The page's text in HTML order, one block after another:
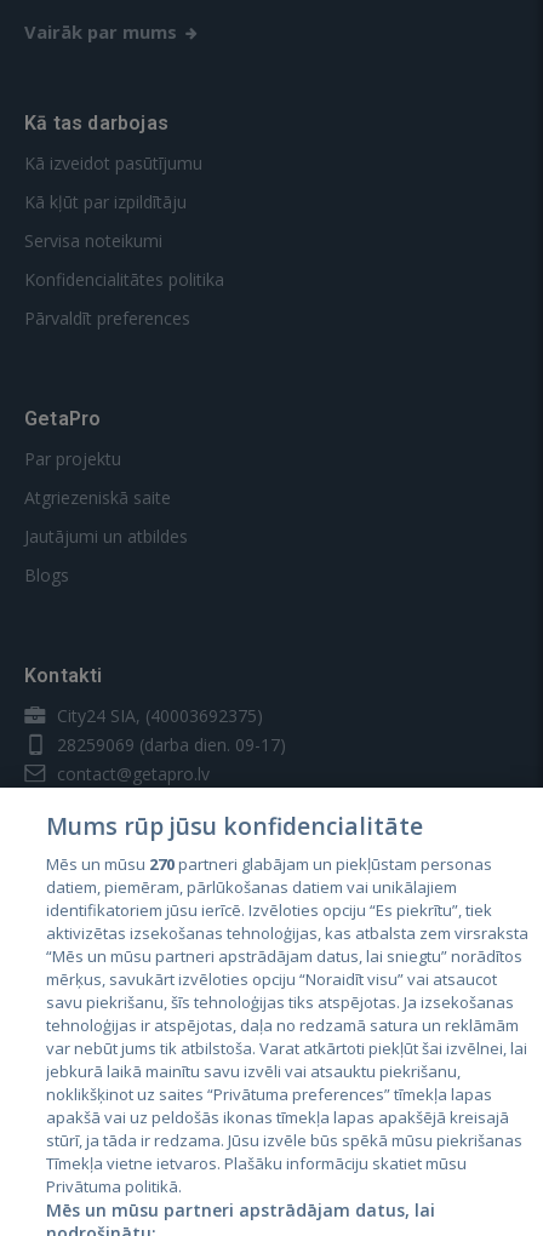
Vairāk par mums
Kā tas darbojas
Kā izveidot pasūtījumu
Kā kļūt par izpildītāju
Servisa noteikumi
Konfidencialitātes politika
Pārvaldīt preferences
GetaPro
Par projektu
Atgriezeniskā saite
Jautājumi un atbildes
Blogs
Kontakti
City24 SIA, (40003692375)
28259069 (darba dien. 09-17)
contact@getapro.lv
Valstis
Igaunija
Latvija
Lietuva
Mums rūp jūsu konfidencialitāte
Mēs un mūsu 270partneri glabājam un piekļūstam personas
datiem, piemēram, pārlūkošanas datiem vai unikālajiem
identifikatoriem jūsu ierīcē. Izvēloties opciju “Es piekrītu”, tiek
aktivizētas izsekošanas tehnoloģijas, kas atbalsta zem virsraksta
“Mēs un mūsu partneri apstrādājam datus, lai sniegtu” norādītos
mērķus, savukārt izvēloties opciju “Noraidīt visu” vai atsaucot
savu piekrišanu, šīs tehnoloģijas tiks atspējotas. Ja izsekošanas
tehnoloģijas ir atspējotas, daļa no redzamā satura un reklāmām
var nebūt jums tik atbilstoša. Varat atkārtoti piekļūt šai izvēlnei, lai
jebkurā laikā mainītu savu izvēli vai atsauktu piekrišanu,
noklikšķinot uz saites “Privātuma preferences” tīmekļa lapas
apakšā vai uz peldošās ikonas tīmekļa lapas apakšējā kreisajā
stūrī, ja tāda ir redzama. Jūsu izvēle būs spēkā mūsu piekrišanas
Tīmekļa vietne ietvaros. Plašāku informāciju skatiet mūsu
Privātuma politikā.
Mēs un mūsu partneri apstrādājam datus, lai